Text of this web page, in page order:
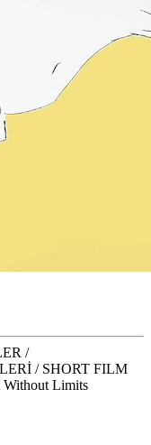
/
/ SHORT FILM
Without Limits